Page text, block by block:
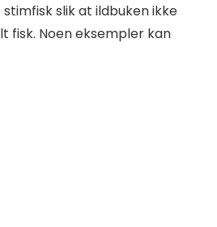
slik at ildbuken ikke
fisk. Noen eksempler kan